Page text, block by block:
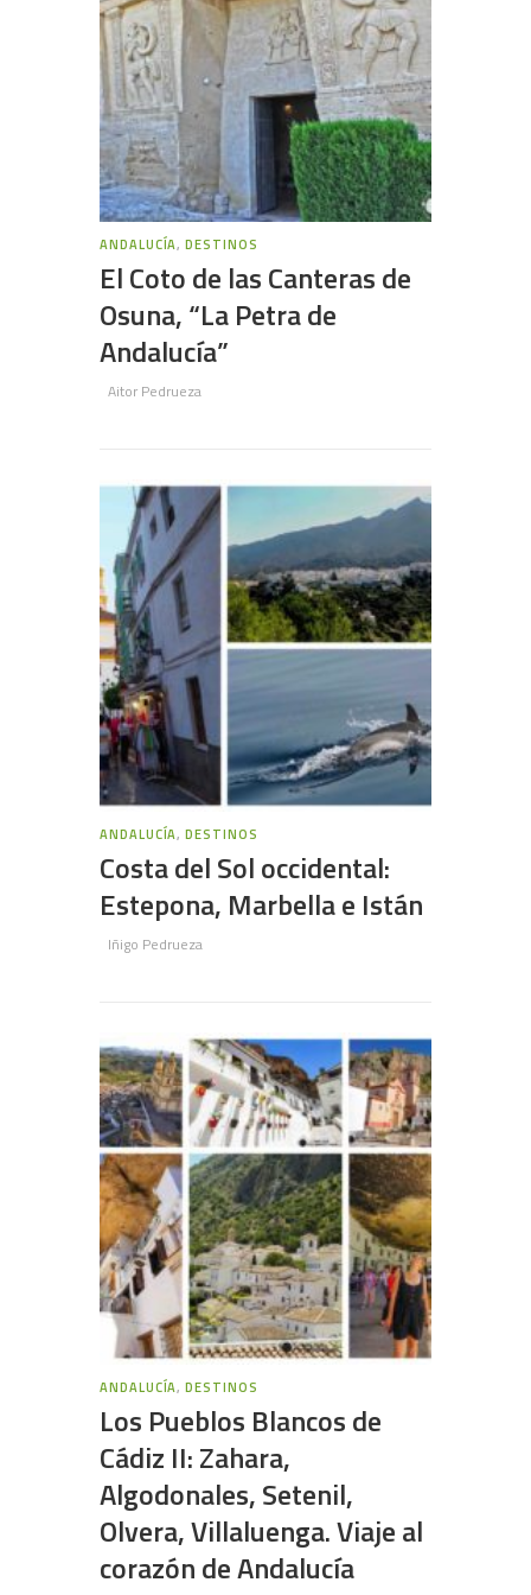
ANDALUCÍA,DESTINOS
El Coto de las Canteras de
Osuna, “La Petra de
Andalucía”
Aitor Pedrueza
ANDALUCÍA,DESTINOS
Costa del Sol occidental:
Estepona, Marbella e Istán
Iñigo Pedrueza
ANDALUCÍA,DESTINOS
Los Pueblos Blancos de
Cádiz II: Zahara,
Algodonales, Setenil,
Olvera, Villaluenga. Viaje al
corazón de Andalucía